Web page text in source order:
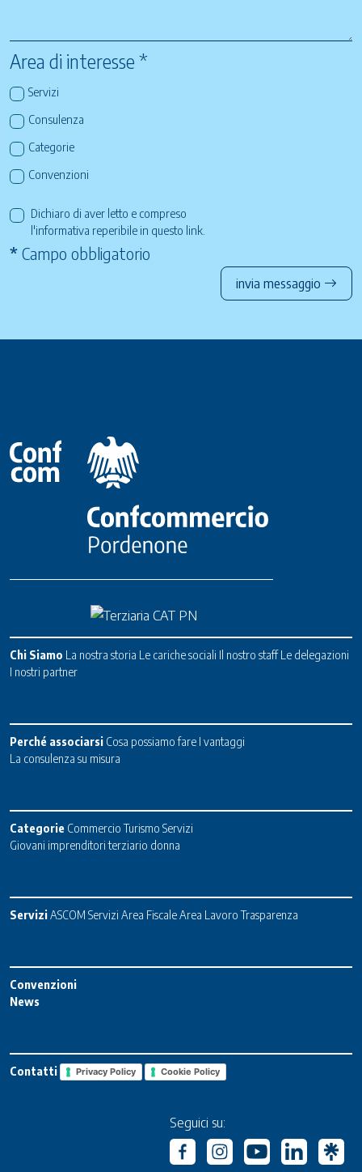
Area di interesse *
Servizi
Consulenza
Categorie
Convenzioni
Dichiaro di aver letto e compreso
l'informativa reperibile in questo link
* Campo obbligatorio
invia messaggio
Chi Siamo La nostra storia Le cariche sociali Il nostro staff Le delegazioni
I nostri partner
Perché associarsi Cosa possiamo fare I vantaggi
La consulenza su misura
Categorie Commercio Turismo Servizi
Giovani imprenditori terziario donna
ServiziASCOM Servizi Area FiscaleArea Lavoro Trasparenza
Convenzioni
News
Contatti Privacy Policy Cookie Policy
Seguici su: